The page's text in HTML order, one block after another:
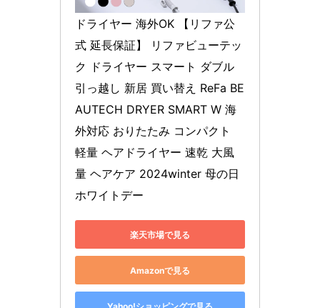
ドライヤー 海外OK 【リファ公
式 延長保証】 リファビューテッ
ク ドライヤー スマート ダブル
引っ越し 新居 買い替え ReFa BE
AUTECH DRYER SMART W 海
外対応 おりたたみ コンパクト
軽量 ヘアドライヤー 速乾 大風
量 ヘアケア 2024winter 母の日
ホワイトデー
楽天市場で見る
Amazonで見る